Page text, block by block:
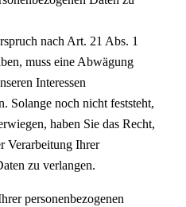
nach Art. 21 Abs. 1
muss eine Abwägung
Interessen
Solange noch nicht feststeht,
haben Sie das Recht,
Verarbeitung Ihrer
zu verlangen.
personenbezogenen